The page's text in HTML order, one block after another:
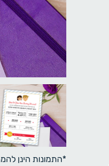
*התמונות הינן